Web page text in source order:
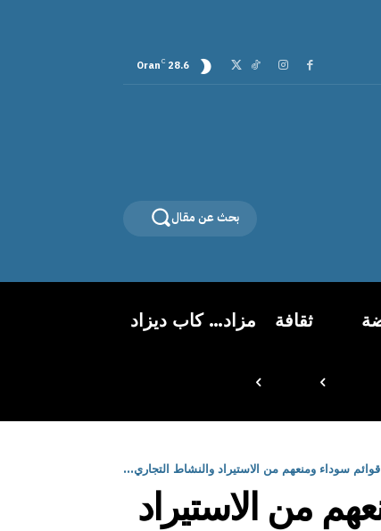
28.6
C
Oran
بحث عن مقال
ثقافة مزاد… كاب ديزاد
سوداء ومنعهم من الاستيراد والنشاط التجاري...
من الاستيراد